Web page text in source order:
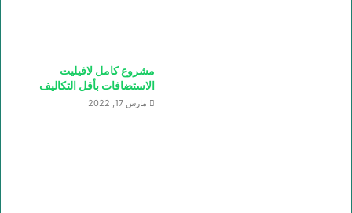
مشروع كامل لافيليت
الاستضافات بأقل التكاليف
مارس 17, 2022